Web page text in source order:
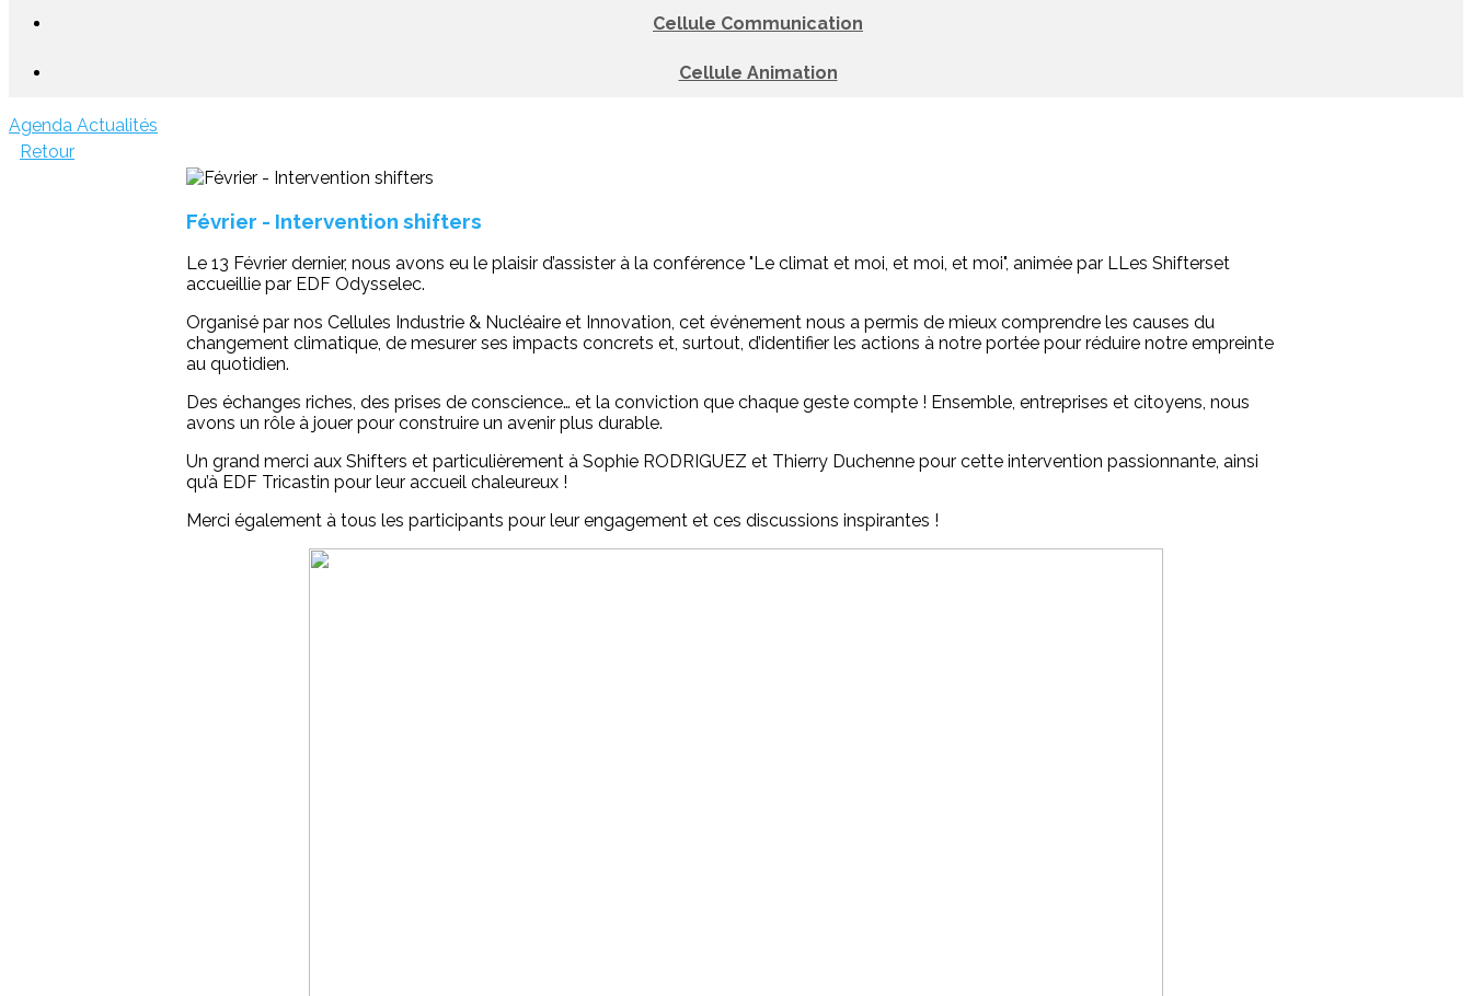
Cellule Communication
Cellule Animation
Agenda Actualités
Retour
Février - Intervention shifters
Le 13 Février dernier, nous avons eu le plaisir d’assister à la conférence "Le climat et moi, et moi, et moi", animée par LLes Shifterset
accueillie par EDF Odysselec.
Organisé par nos Cellules Industrie & Nucléaire et Innovation, cet événement nous a permis de mieux comprendre les causes du
changement climatique, de mesurer ses impacts concrets et, surtout, d’identifier les actions à notre portée pour réduire notre empreinte
au quotidien.
Des échanges riches, des prises de conscience… et la conviction que chaque geste compte ! Ensemble, entreprises et citoyens, nous
avons un rôle à jouer pour construire un avenir plus durable.
Un grand merci aux Shifters et particulièrement à Sophie RODRIGUEZ et Thierry Duchenne pour cette intervention passionnante, ainsi
qu’à EDF Tricastin pour leur accueil chaleureux !
Merci également à tous les participants pour leur engagement et ces discussions inspirantes !